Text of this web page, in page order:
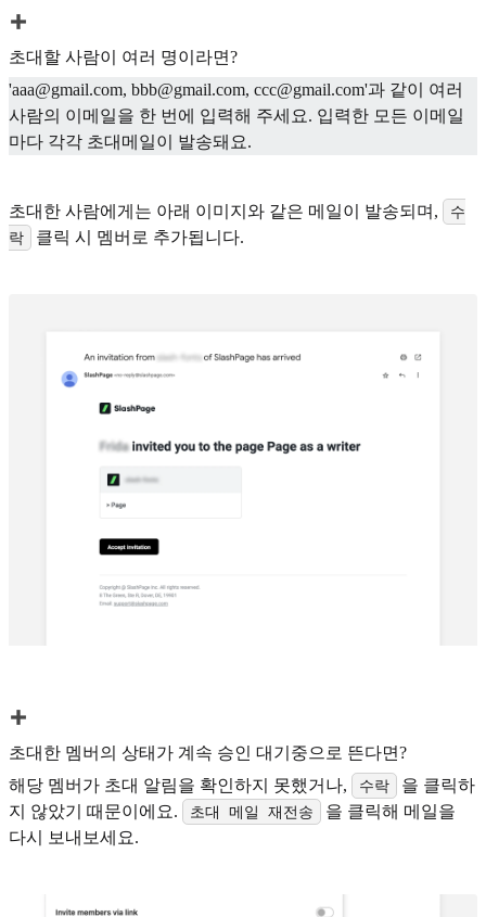
초대할 사람이 여러 명이라면?
'aaa@gmail.com, bbb@gmail.com, ccc@gmail.com'과 같이 여러
사람의 이메일을 한 번에 입력해 주세요. 입력한 모든 이메일
마다 각각 초대메일이 발송돼요.
초대한 사람에게는 아래 이미지와 같은 메일이 발송되며,
수
락
클릭 시 멤버로 추가됩니다.
초대한 멤버의 상태가 계속 승인 대기중으로 뜬다면?
해당 멤버가 초대 알림을 확인하지 못했거나,
수락
을 클릭하
지 않았기 때문이에요.
초대 메일 재전송
을 클릭해 메일을
다시 보내보세요.